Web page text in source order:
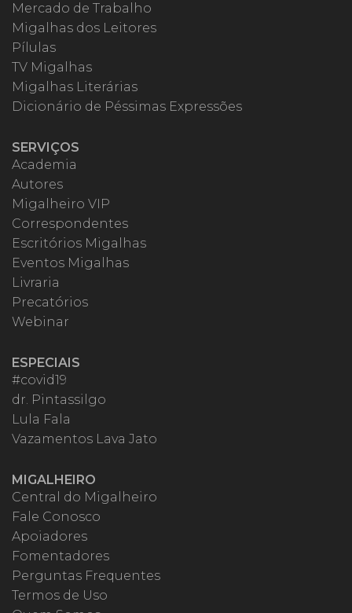
Mercado de Trabalho
Migalhas dos Leitores
Pílulas
TV Migalhas
Migalhas Literárias
Dicionário de Péssimas Expressões
SERVIÇOS
Academia
Autores
Migalheiro VIP
Correspondentes
Escritórios Migalhas
Eventos Migalhas
Livraria
Precatórios
Webinar
ESPECIAIS
#covid19
dr. Pintassilgo
Lula Fala
Vazamentos Lava Jato
MIGALHEIRO
Central do Migalheiro
Fale Conosco
Apoiadores
Fomentadores
Perguntas Frequentes
Termos de Uso